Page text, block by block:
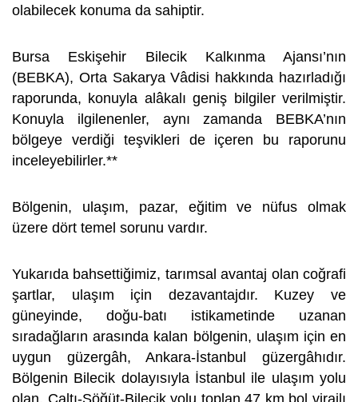
olabilecek konuma da sahiptir.
Bursa Eskişehir Bilecik Kalkınma Ajansı’nın
(BEBKA), Orta Sakarya Vâdisi hakkında hazırladığı
raporunda, konuyla alâkalı geniş bilgiler verilmiştir.
Konuyla ilgilenenler, aynı zamanda BEBKA’nın
bölgeye verdiği teşvikleri de içeren bu raporunu
inceleyebilirler.**
Bölgenin, ulaşım, pazar, eğitim ve nüfus olmak
üzere dört temel sorunu vardır.
Yukarıda bahsettiğimiz, tarımsal avantaj olan coğrafi
şartlar, ulaşım için dezavantajdır. Kuzey ve
güneyinde, doğu-batı istikametinde uzanan
sıradağların arasında kalan bölgenin, ulaşım için en
uygun güzergâh, Ankara-İstanbul güzergâhıdır.
Bölgenin Bilecik dolayısıyla İstanbul ile ulaşım yolu